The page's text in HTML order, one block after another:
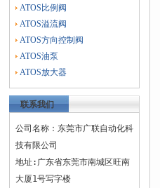
ATOS比例阀
ATOS溢流阀
ATOS方向控制阀
ATOS油泵
ATOS放大器
联系我们
公司名称：东莞市广联自动化科
技有限公司
地址:广东省东莞市南城区旺南
大厦1号写字楼